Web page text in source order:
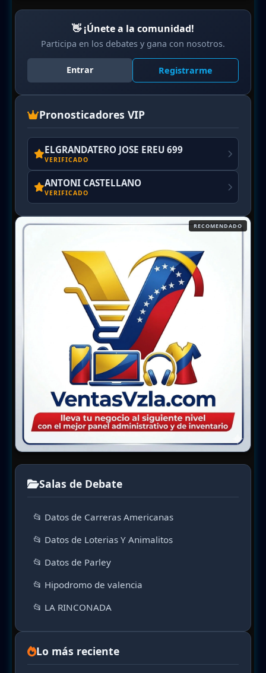
👋 ¡Únete a la comunidad!
Participa en los debates y gana con nosotros.
Entrar Registrarme
Pronosticadores VIP
ELGRANDATERO JOSE EREU 699
VERIFICADO
ANTONI CASTELLANO
VERIFICADO
RECOMENDADO
Salas de Debate
📂 Datos de Carreras Americanas
📂 Datos de Loterias Y Animalitos
📂 Datos de Parley
📂 Hipodromo de valencia
📂 LA RINCONADA
Lo más reciente